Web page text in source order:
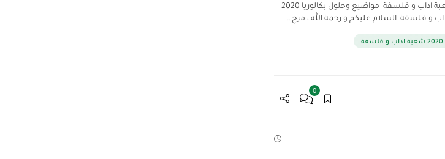
مدونة التربية و التعليم بكالوريا 2020 شعبة اداب و فلسفة مواضيع وحلول بكالوريا 2020
0